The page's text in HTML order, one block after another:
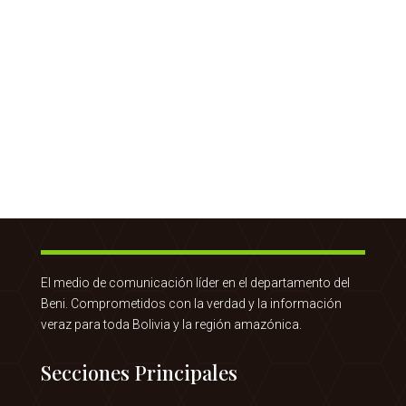
El medio de comunicación líder en el departamento del
Beni. Comprometidos con la verdad y la información
veraz para toda Bolivia y la región amazónica.
Secciones Principales